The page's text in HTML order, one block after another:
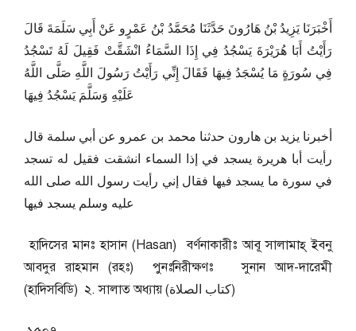
أَخْبَرَنَا يَزِيدُ بْنُ هَارُونَ حَدَّثَنَا مُحَمَّدُ بْنُ عَمْرٍو عَنْ أَبِي سَلَمَةَ قَالَ
رَأَيْتُ أَبَا هُرَيْرَةَ يَسْجُدُ فِي إِذَا السَّمَاءُ انْشَقَّتْ فَقِيلَ لَهُ تَسْجُدُ
فِي سُورَةٍ مَا يُسْجَدُ فِيهَا فَقَالَ إِنِّي رَأَيْتُ رَسُولَ اللَّهِ صَلَّى اللَّهُ
عَلَيْهِ وَسَلَّمَ يَسْجُدُ فِيهَا
أخبرنا يزيد بن هارون حدثنا محمد بن عمرو عن أبي سلمة قال
رأيت أبا هريرة يسجد في إذا السماء انشقت فقيل له تسجد
في سورة ما يسجد فيها فقال إني رأيت رسول الله صلى الله
عليه وسلم يسجد فيها
হাদিসের মানঃ হাসান (Hasan) বর্ণনাকারীঃ আবূ সালামাহ্ ইবনু
আবদুর রাহমান (রহঃ) পুনঃনিরীক্ষণঃ সুনান আদ-দারেমী
(হাদিসবিডি) ২. সালাত অধ্যায় (كتاب الصلاة)